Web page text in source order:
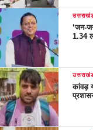
‘जन-
1.34
कांवड़